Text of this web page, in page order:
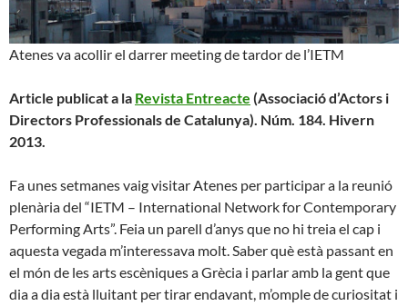
Atenes va acollir el darrer meeting de tardor de l’IETM
Article publicat a la Revista Entreacte (Associació d’Actors i
Directors Professionals de Catalunya). Núm. 184. Hivern
2013.
Fa unes setmanes vaig visitar Atenes per participar a la reunió
plenària del “IETM – International Network for Contemporary
Performing Arts”. Feia un parell d’anys que no hi treia el cap i
aquesta vegada m’interessava molt. Saber què està passant en
el món de les arts escèniques a Grècia i parlar amb la gent que
dia a dia està lluitant per tirar endavant, m’omple de curiositat i